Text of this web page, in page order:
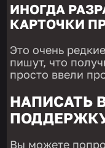
ИНОГДА
КАРТОЧКИ
Это очень
пишут, что
просто ввели
НАПИСАТЬ
Вы можете